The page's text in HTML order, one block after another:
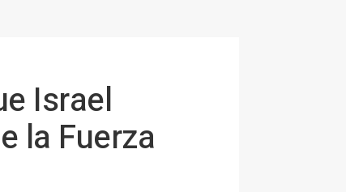
Israel
la Fuerza